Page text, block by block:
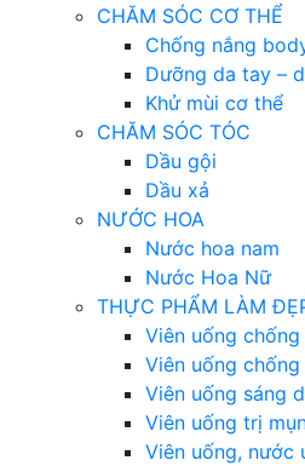
CHĂM SÓC CƠ THỂ
Chống nắng
Dưỡng da tay –
Khử mùi cơ thể
CHĂM SÓC TÓC
Dầu gội
Dầu xả
NƯỚC HOA
Nước hoa nam
Nước Hoa Nữ
THỰC PHẨM LÀM
Viên uống
Viên uống chống
Viên uống sáng
Viên uống trị
Viên uống, nước